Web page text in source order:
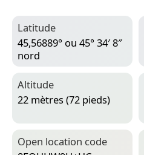
Latitude
45,56889° ou 45° 34′ 8″
nord
Altitude
22 mètres (72 pieds)
Open location code